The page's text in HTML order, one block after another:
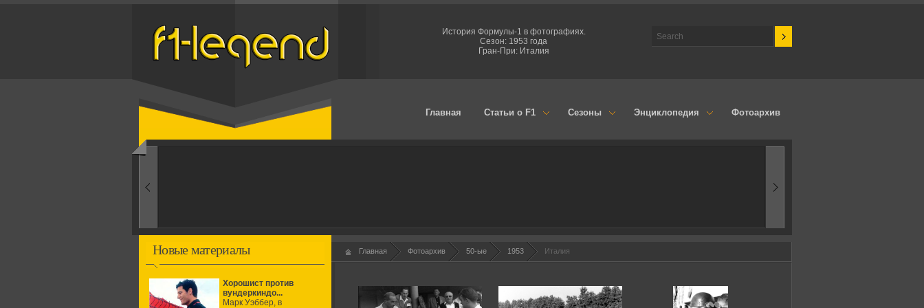
История Формулы-1 в фотографиях.
Сезон: 1953 года
Гран-При: Италия
Главная Статьи о F1 Сезоны Энциклопедия Фотоархив
1960-ые
Новые материалы
Хорошист против
вундеркиндо...
Марк Уэббер, в
Главная Фотоархив 50-ые 1953 Италия